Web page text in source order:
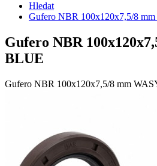
Hledat
Gufero NBR 100x120x7,5/8
Gufero NBR
BLUE
Gufero NBR 100x120x7,5/8 mm